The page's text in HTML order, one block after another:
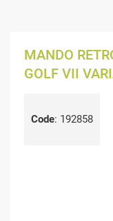
MANDO
GOLF VII
Code: 192858